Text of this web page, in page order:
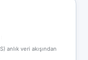
anlık veri akışından